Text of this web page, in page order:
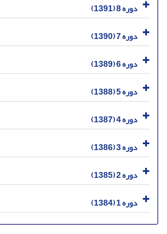
دوره 8 (1391)
دوره 7 (1390)
دوره 6 (1389)
دوره 5 (1388)
دوره 4 (1387)
دوره 3 (1386)
دوره 2 (1385)
دوره 1 (1384)